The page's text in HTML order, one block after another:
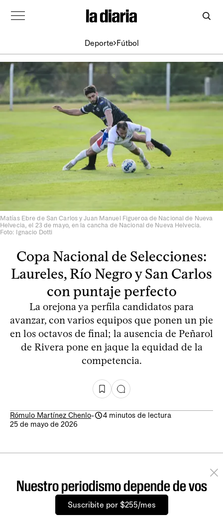
Deporte Fútbol
Matías Ebre de San Carlos y Juan Manuel Figueroa de Nacional de Nueva
Helvecia, el 23 de mayo, en la cancha de Nacional de Nueva Helvecia.
Foto: Ignacio Dotti
Copa Nacional de Selecciones:
Laureles, Río Negro y San Carlos
con puntaje perfecto
La orejona ya perfila candidatos para
avanzar, con varios equipos que ponen un pie
en los octavos de final; la ausencia de Peñarol
de Rivera pone en jaque la equidad de la
competencia.
Rómulo Martínez Chenlo-
4 minutos de lectura
25 de mayo de 2026
Nuestro periodismo depende de vos
Suscribite por $255/mes